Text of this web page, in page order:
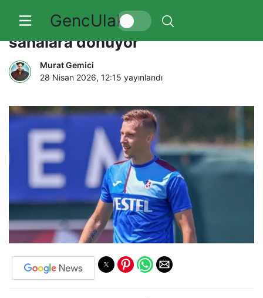
GencUlak
Trabzonspor’da Mislav Orsic
sahalara dönüyor
Murat Gemici
28 Nisan 2026, 12:15 yayınlandı